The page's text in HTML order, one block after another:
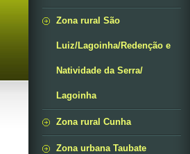
Zona rural São
Luiz/Lagoinha/Redenção e
Natividade da Serra/
Lagoinha
Zona rural Cunha
Zona urbana Taubate